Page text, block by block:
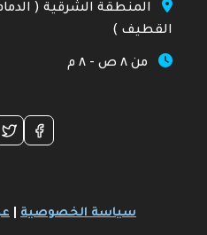
المنطقة الشرقية (
القطيف )
من ٨ ص - ٨ م
سياسة الخصوصية